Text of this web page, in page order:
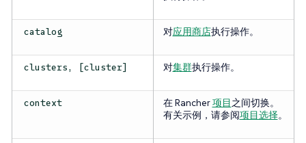
catalog 对应用商店执行操作。
clusters, [cluster] 对集群执行操作。
context 在 Rancher项目之间切换。
有关示例，请参阅项目选择。